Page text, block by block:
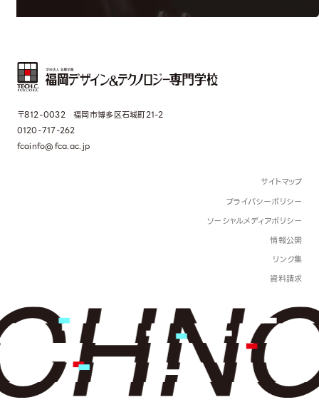
〒812-0032 福岡市博多区石城町21-2
0120-717-262
fcainfo@fca.ac.jp
サイトマップ
プライバシーポリシー
ソーシャルメディアポリシー
情報公開
リンク集
資料請求